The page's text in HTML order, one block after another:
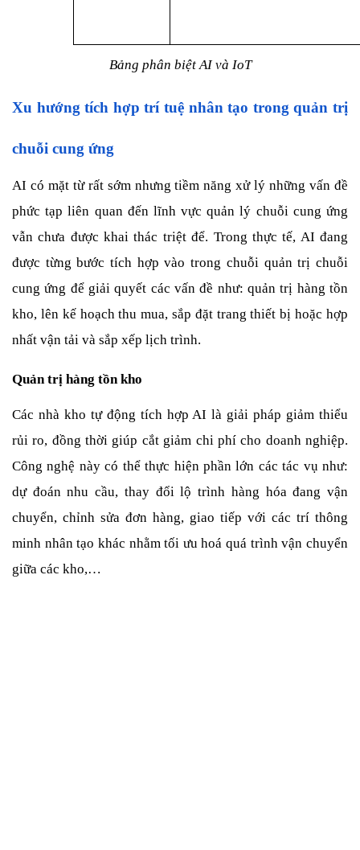
Bảng phân biệt AI và IoT
Xu hướng tích hợp trí tuệ nhân tạo trong quản trị
chuỗi cung ứng
AI có mặt từ rất sớm nhưng tiềm năng xử lý những vấn đề
phức tạp liên quan đến lĩnh vực quản lý chuỗi cung ứng
vẫn chưa được khai thác triệt để. Trong thực tế, AI đang
được từng bước tích hợp vào trong chuỗi quản trị chuỗi
cung ứng để giải quyết các vấn đề như: quản trị hàng tồn
kho, lên kế hoạch thu mua, sắp đặt trang thiết bị hoặc hợp
nhất vận tải và sắp xếp lịch trình.
Quản trị hàng tồn kho
Các nhà kho tự động tích hợp AI là giải pháp giảm thiểu
rủi ro, đồng thời giúp cắt giảm chi phí cho doanh nghiệp.
Công nghệ này có thể thực hiện phần lớn các tác vụ như:
dự đoán nhu cầu, thay đổi lộ trình hàng hóa đang vận
chuyển, chỉnh sửa đơn hàng, giao tiếp với các trí thông
minh nhân tạo khác nhằm tối ưu hoá quá trình vận chuyển
giữa các kho,…